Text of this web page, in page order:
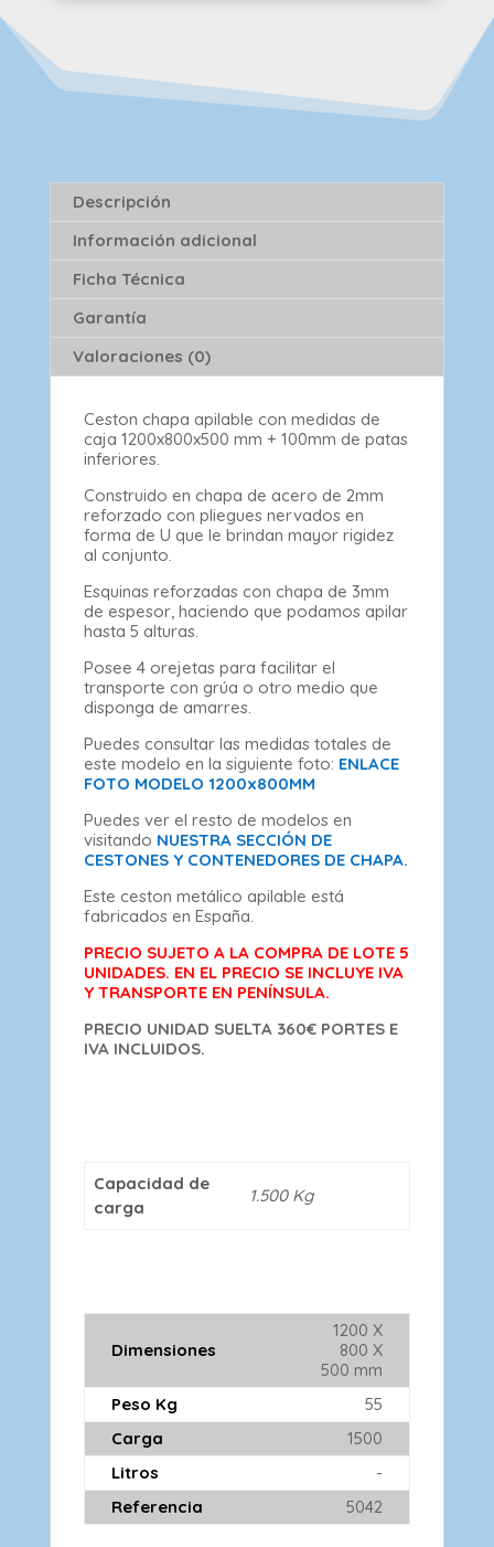
Descripción
Información adicional
Ficha Técnica
Garantía
Valoraciones (0)
Ceston chapa apilable con medidas de
caja 1200x800x500 mm + 100mm de patas
inferiores.
Construido en chapa de acero de 2mm
reforzado con pliegues nervados en
forma de U que le brindan mayor rigidez
al conjunto.
Esquinas reforzadas con chapa de 3mm
de espesor, haciendo que podamos apilar
hasta 5 alturas.
Posee 4 orejetas para facilitar el
transporte con grúa o otro medio que
disponga de amarres.
Puedes consultar las medidas totales de
este modelo en la siguiente foto: ENLACE
FOTO MODELO 1200x800MM
Puedes ver el resto de modelos en
visitando NUESTRA SECCIÓN DE
CESTONES Y CONTENEDORES DE CHAPA.
Este ceston metálico apilable está
fabricados en España.
PRECIO SUJETO A LA COMPRA DE LOTE 5
UNIDADES. EN EL PRECIO SE INCLUYE IVA
Y TRANSPORTE EN PENÍNSULA.
PRECIO UNIDAD SUELTA 360€ PORTES E
IVA INCLUIDOS.
Capacidad de
carga
1.500 Kg
Dimensiones
1200 X
800 X
500 mm
Peso Kg
55
Carga
1500
Litros
-
Referencia
5042